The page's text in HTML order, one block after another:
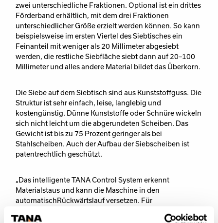
zwei unterschiedliche Fraktionen. Optional ist ein drittes
Förderband erhältlich, mit dem drei Fraktionen
unterschiedlicher Größe erzielt werden können. So kann
beispielsweise im ersten Viertel des Siebtisches ein
Feinanteil mit weniger als 20 Millimeter abgesiebt
werden, die restliche Siebfläche siebt dann auf 20–100
Millimeter und alles andere Material bildet das Überkorn.
Die Siebe auf dem Siebtisch sind aus Kunststoffguss. Die
Struktur ist sehr einfach, leise, langlebig und
kostengünstig. Dünne Kunststoffe oder Schnüre wickeln
sich nicht leicht um die abgerundeten Scheiben. Das
Gewicht ist bis zu 75 Prozent geringer als bei
Stahlscheiben. Auch der Aufbau der Siebscheiben ist
patentrechtlich geschützt.
„Das intelligente TANA Control System erkennt
Materialstaus und kann die Maschine in den
automatischRückwärtslauf versetzen. Für
unterschiedliche Programme hinterlegt werden“, sagt